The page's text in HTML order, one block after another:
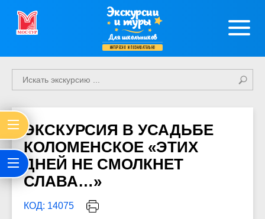
Экскурсии
и туры
Для школьников
интересно и познавательно
ЭКСКУРСИЯ В УСАДЬБЕ
КОЛОМЕНСКОЕ «ЭТИХ
ДНЕЙ НЕ СМОЛКНЕТ
СЛАВА…»
КОД: 14075